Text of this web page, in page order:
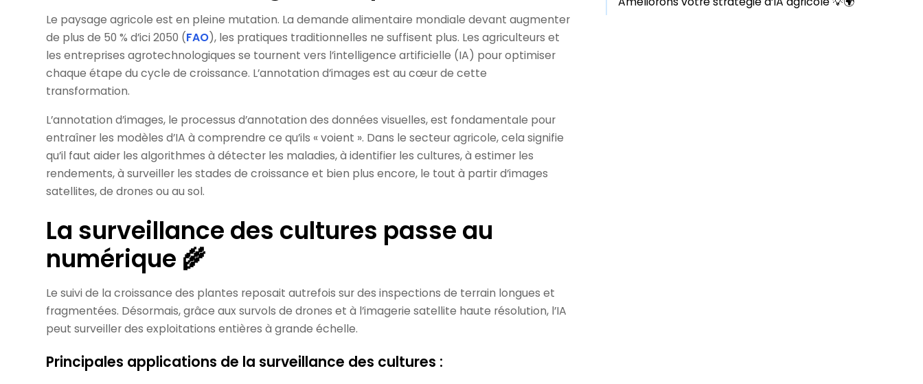
Le paysage agricole est en pleine mutation. La demande alimentaire mondiale devant augmenter
de plus de 50 % d’ici 2050 (FAO), les pratiques traditionnelles ne suffisent plus. Les agriculteurs et
les entreprises agrotechnologiques se tournent vers l’intelligence artificielle (IA) pour optimiser
chaque étape du cycle de croissance. L’annotation d’images est au cœur de cette
transformation.
L’annotation d’images, le processus d’annotation des données visuelles, est fondamentale pour
entraîner les modèles d’IA à comprendre ce qu’ils « voient ». Dans le secteur agricole, cela signifie
qu’il faut aider les algorithmes à détecter les maladies, à identifier les cultures, à estimer les
rendements, à surveiller les stades de croissance et bien plus encore, le tout à partir d’images
satellites, de drones ou au sol.
La surveillance des cultures passe au
numérique 🌾
Le suivi de la croissance des plantes reposait autrefois sur des inspections de terrain longues et
fragmentées. Désormais, grâce aux survols de drones et à l’imagerie satellite haute résolution, l’IA
peut surveiller des exploitations entières à grande échelle.
Principales applications de la surveillance des cultures :